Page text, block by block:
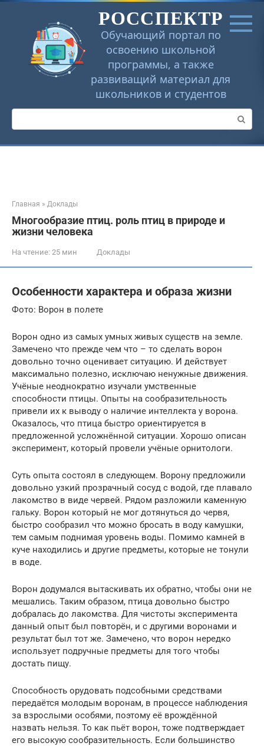
Перейти
РОССПЕКТР
Обучающий портал по
освоению школьной
программы, а также
развиващий материал для
школьников и студентов
Поиск:
Главная » Доклады
Многообразие птиц. роль птиц в природе и
жизни человека
На чтение: 25 мин Доклады
Особенности характера и образа жизни
Фото: Ворон в полете
Ворон одно из самых умных живых существ на земле.
Замечено что прежде чем что – то сделать ворон
довольно точно оценивает ситуацию. И действует
максимально полезно, исключаю ненужные движения.
Учёные неоднократно изучали умственные
способности птицы. Опыты на сообразительность
привели их к выводу о наличие интеллекта у ворона.
Оказалось, что птица быстро ориентируется в
предложенной усложнённой ситуации. Хорошо описан
эксперимент, который провели учёные орнитологи.
Суть опыта состоял в следующем. Ворону предложили
довольно узкий прозрачный сосуд с водой, где плавало
лакомство в виде червей. Рядом разложили каменную
гальку. Ворон который не мог дотянуться до червя,
быстро сообразил что можно бросать в воду камушки,
тем самым поднимая уровень воды. Помимо камней в
куче находились и другие предметы, которые не тонули
в воде.
Ворон додумался вытаскивать их обратно, чтобы они не
мешались. Таким образом, птица довольно быстро
добралась до лакомства. Для чистоты эксперимента
данный опыт был повторён, и с другими воронами и
результат был тот же. Замечено, что ворон нередко
использует подручные предметы для того чтобы
достать пищу.
Способность орудовать подсобными средствами
передаётся молодым воронам, в процессе наблюдения
за взрослыми особями, поэтому её врождённой
назвать нельзя. То как пьёт ворон, тоже подтверждает
его высокую сообразительность. Если большинство